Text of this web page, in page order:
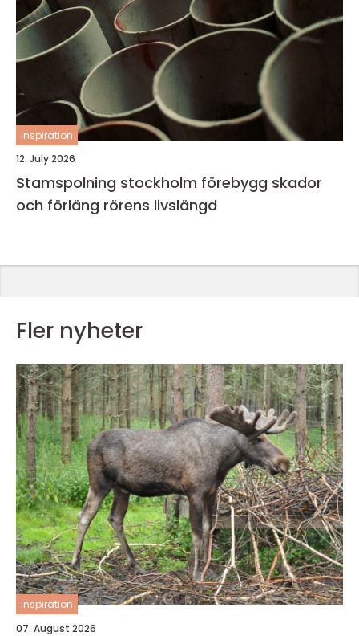
inspiration
12. July 2026
Stamspolning stockholm förebygg skador
och förläng rörens livslängd
Fler nyheter
inspiration
07. August 2026